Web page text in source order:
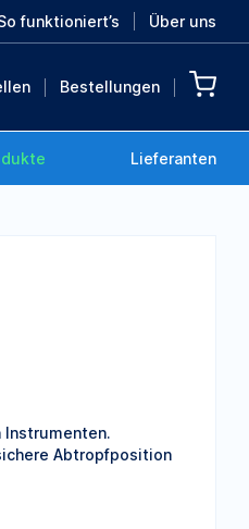
funktioniert’s Über uns
Bestellungen
Lieferanten
Instrumenten.
Abtropfposition